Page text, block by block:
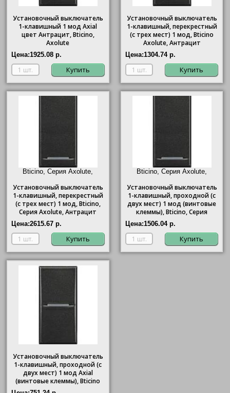
Установочный выключатель
1-клавишный 1 мод Axial
цвет Антрацит, Bticino,
Axolute
Цена:1925.08 р.
Купить
Установочный выключатель
1-клавишный, перекрестный
(с трех мест) 1 мод, Bticino
Axolute, Антрацит
Цена:1304.74 р.
Купить
Bticino, Серия Axolute,
Установочный выключатель
1-клавишный, перекрестный
(с трех мест) 1 мод,Bticino,
Серия Axolute, Антрацит
Цена:2615.67 р.
Купить
Bticino, Серия Axolute,
Установочный выключатель
1-клавишный, проходной (с
двух мест) 1 мод (винтовые
клеммы),Bticino, Серия
Axolute, Антрацит
Цена:1506.04 р.
Купить
Установочный выключатель
1-клавишный, проходной (с
двух мест) 1 мод Axial
(винтовые клеммы), Bticino
Axolute, Антрацит